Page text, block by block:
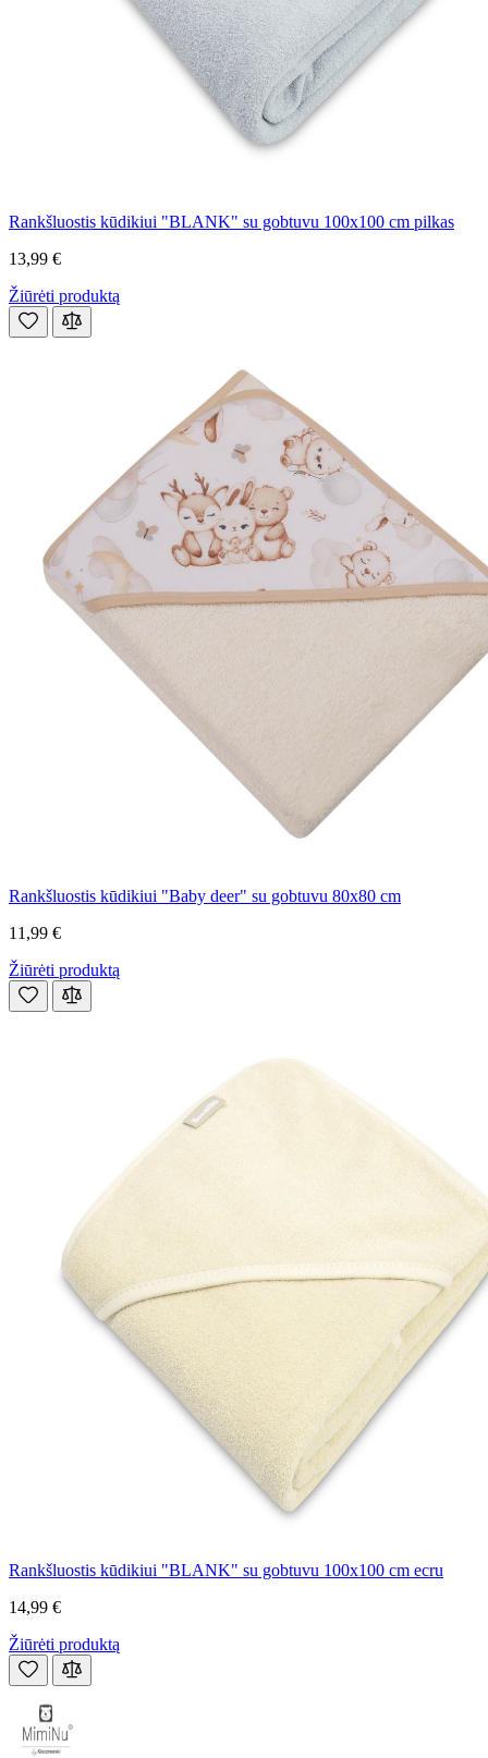
Rankšluostis kūdikiui "BLANK" su gobtuvu 100x100 cm pilkas
13,99 €
Žiūrėti produktą
Rankšluostis kūdikiui "Baby deer" su gobtuvu 80x80 cm
11,99 €
Žiūrėti produktą
Rankšluostis kūdikiui "BLANK" su gobtuvu 100x100 cm ecru
14,99 €
Žiūrėti produktą